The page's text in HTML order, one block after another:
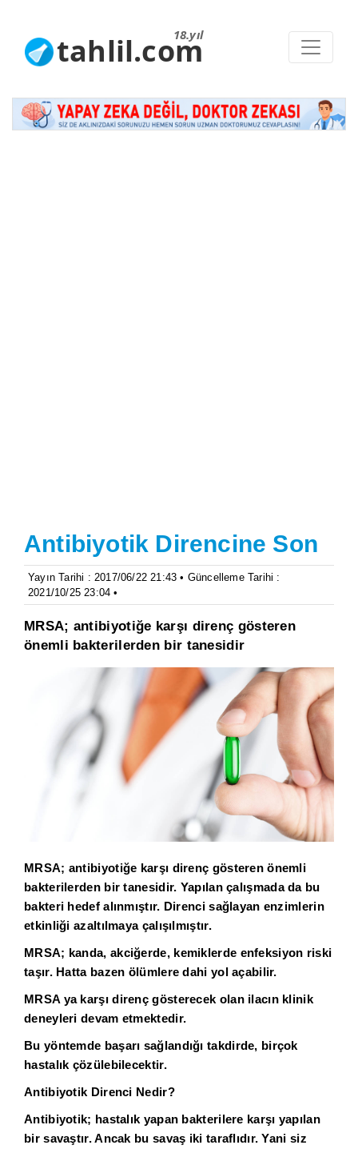
18.yıl
tahlil.com
Antibiyotik Direncine Son
Yayın Tarihi : 2017/06/22 21:43 • Güncelleme Tarihi :
2021/10/25 23:04 •
MRSA; antibiyotiğe karşı direnç gösteren
önemli bakterilerden bir tanesidir
MRSA; antibiyotiğe karşı direnç gösteren önemli
bakterilerden bir tanesidir. Yapılan çalışmada da bu
bakteri hedef alınmıştır. Direnci sağlayan enzimlerin
etkinliği azaltılmaya çalışılmıştır.
MRSA; kanda, akciğerde, kemiklerde enfeksiyon riski
taşır. Hatta bazen ölümlere dahi yol açabilir.
MRSA ya karşı direnç gösterecek olan ilacın klinik
deneyleri devam etmektedir.
Bu yöntemde başarı sağlandığı takdirde, birçok
hastalık çözülebilecektir.
Antibiyotik Direnci Nedir?
Antibiyotik; hastalık yapan bakterilere karşı yapılan
bir savaştır. Ancak bu savaş iki taraflıdır. Yani siz